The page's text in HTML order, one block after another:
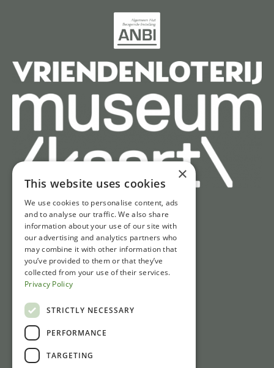
Liens rapides
Billets
Horaires d'ouverture
IAccès et Parking
Actualités
Contact
Gasthuisstraat 1
×
This website uses cookies
We use cookies to personalise content, ads
and to analyse our traffic. We also share
information about your use of our site with
our advertising and analytics partners who
may combine it with other information that
you’ve provided to them or that they’ve
collected from your use of their services.
Privacy Policy
STRICTLY NECESSARY
PERFORMANCE
TARGETING